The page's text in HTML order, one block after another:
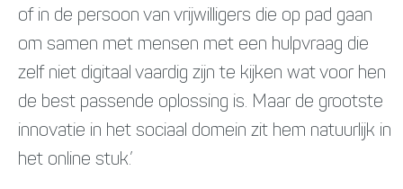
of in de persoon van vrijwilligers die op pad gaan
om samen met mensen met een hulpvraag die
zelf niet digitaal vaardig zijn te kijken wat voor hen
de best passende oplossing is. Maar de grootste
innovatie in het sociaal domein zit hem natuurlijk in
het online stuk.’